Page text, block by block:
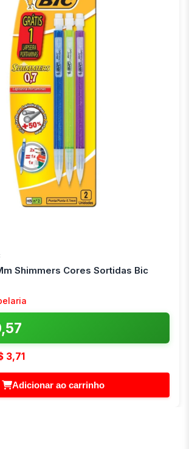
Shimmers Cores Sortidas Bic
3,71
Adicionar ao carrinho